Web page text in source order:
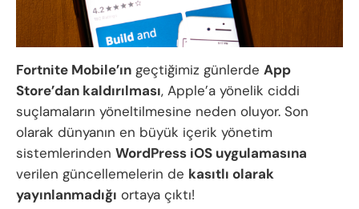
Fortnite Mobile’ın geçtiğimiz günlerde App
Store’dan kaldırılması, Apple’a yönelik ciddi
suçlamaların yöneltilmesine neden oluyor. Son
olarak dünyanın en büyük içerik yönetim
sistemlerinden WordPress iOS uygulamasına
verilen güncellemelerin de kasıtlı olarak
yayınlanmadığı ortaya çıktı!